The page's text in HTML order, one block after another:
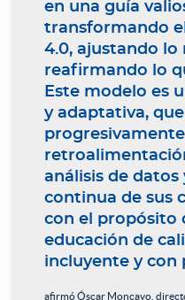
en una guía
transformando
4.0, ajustando lo
reafirmando lo
Este modelo es
y adaptativa,
análisis de datos
continua de sus
con el propósito
educación de
incluyente y con
afirmó Óscar Moncayo,